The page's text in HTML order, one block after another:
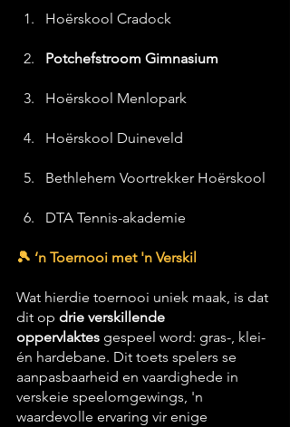
Hoërskool Cradock
Potchefstroom Gimnasium
Hoërskool Menlopark
Hoërskool Duineveld
Bethlehem Voortrekker Hoërskool
DTA Tennis-akademie
🎾 ‘n Toernooi met 'n Verskil
Wat hierdie toernooi uniek maak, is dat
dit op drie verskillende
oppervlaktes gespeel word: gras-, klei-
én hardebane. Dit toets spelers se
aanpasbaarheid en vaardighede in
verskeie speelomgewings, 'n
waardevolle ervaring vir enige